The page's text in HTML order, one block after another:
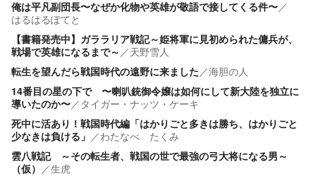
俺は平凡副団長〜なぜか化物や英雄が敬語で接してくる件〜／
はるはるぽてと
【書籍発売中】ガララリア戦記～姫将軍に見初められた傭兵が、
戦場で英雄になるまで～ ／天野雪人
転生を望んだら戦国時代の遠野に来ました／海胆の人
14番目の星の下で 〜喇叭銃御令嬢は如何にして新大陸を独立に
導いたのか〜／ タイガー・ナッツ・ケーキ
死中に活あり！戦国時代編「はかりごと多きは勝ち、はかりごと
少なきは負ける」 ／わたなべ たくみ
雲八戦記 ～その転生者、戦国の世で最強の弓大将になる男～
（仮） ／生虎